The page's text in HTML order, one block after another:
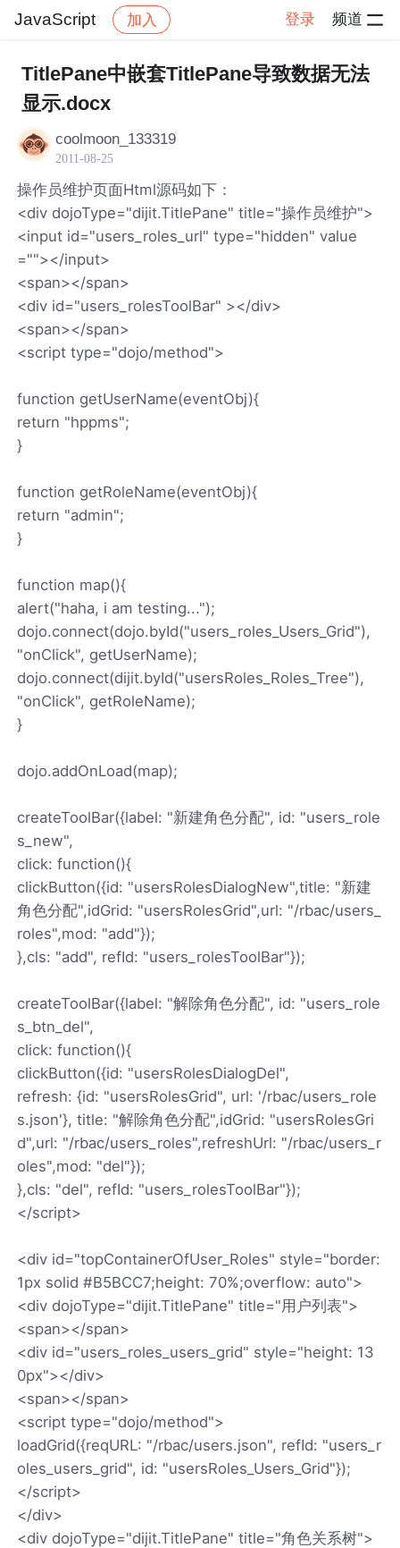
JavaScript 加入 登录 频道
社区 JavaScript 帖子详情
TitlePane中嵌套TitlePane导致数据无法
显示.docx
coolmoon_133319
2011-08-25
操作员维护页面Html源码如下：
<div dojoType="dijit.TitlePane" title="操作员维护">
<input id="users_roles_url" type="hidden" value
=""></input>
<span></span>
<div id="users_rolesToolBar" ></div>
<span></span>
<script type="dojo/method">
function getUserName(eventObj){
return "hppms";
}
function getRoleName(eventObj){
return "admin";
}
function map(){
alert("haha, i am testing...");
dojo.connect(dojo.byId("users_roles_Users_Grid"),
"onClick", getUserName);
dojo.connect(dijit.byId("usersRoles_Roles_Tree"),
"onClick", getRoleName);
}
dojo.addOnLoad(map);
createToolBar({label: "新建角色分配", id: "users_role
s_new",
click: function(){
clickButton({id: "usersRolesDialogNew",title: "新建
角色分配",idGrid: "usersRolesGrid",url: "/rbac/users_
roles",mod: "add"});
},cls: "add", refId: "users_rolesToolBar"});
createToolBar({label: "解除角色分配", id: "users_role
s_btn_del",
click: function(){
clickButton({id: "usersRolesDialogDel",
refresh: {id: "usersRolesGrid", url: '/rbac/users_role
s.json'}, title: "解除角色分配",idGrid: "usersRolesGri
d",url: "/rbac/users_roles",refreshUrl: "/rbac/users_r
oles",mod: "del"});
},cls: "del", refId: "users_rolesToolBar"});
</script>
<div id="topContainerOfUser_Roles" style="border:
1px solid #B5BCC7;height: 70%;overflow: auto">
<div dojoType="dijit.TitlePane" title="用户列表">
<span></span>
<div id="users_roles_users_grid" style="height: 13
0px"></div>
<span></span>
<script type="dojo/method">
loadGrid({reqURL: "/rbac/users.json", refId: "users_r
oles_users_grid", id: "usersRoles_Users_Grid"});
</script>
</div>
<div dojoType="dijit.TitlePane" title="角色关系树">